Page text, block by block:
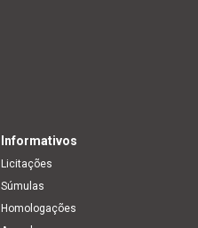
Informativos
Licitações
Súmulas
Homologações